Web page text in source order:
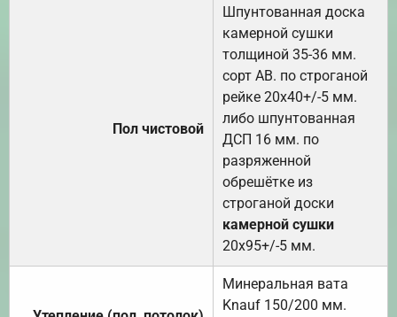
Пол чистовой
Шпунтованная доска
камерной сушки
толщиной 35-36 мм.
сорт АВ. по строганой
рейке 20х40+/-5 мм.
либо шпунтованная
ДСП 16 мм. по
разряженной
обрешётке из
строганой доски
камерной сушки
20х95+/-5 мм.
Минеральная вата
Knauf 150/200 мм.